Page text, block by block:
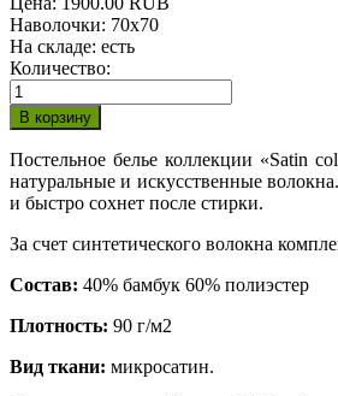
Наволочки: 70х70
На складе: есть
Количество:
Постельное белье коллекции «Satin
натуральные и искусственные
и быстро сохнет после стирки.
За счет синтетического волокна
Состав: 40% бамбук 60% полиэстер
Плотность: 90 г/м2
Вид ткани: микросатин.